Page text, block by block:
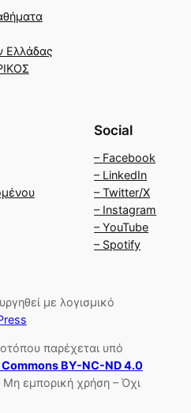
Ελλάδας
Social
– Facebook
– LinkedIn
– Twitter/X
– Instagram
– YouTube
– Spotify
με λογισμικό
παρέχεται υπό
BY-NC-ND 4.0
εμπορική χρήση – Όχι